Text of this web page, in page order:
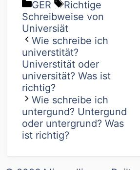
GER
Richtige
Schreibweise von
Universiät
Wie schreibe ich
universtität?
Universtität oder
universität? Was ist
richtig?
Wie schreibe ich
untergund? Untergund
oder untergrund? Was
ist richtig?